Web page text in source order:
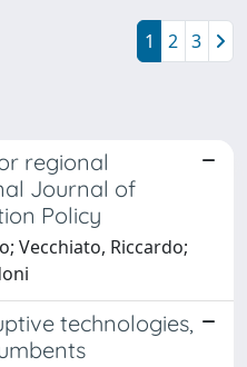
1 2 3
regional
Journal of
Policy
Vecchiato, Riccardo;
technologies,